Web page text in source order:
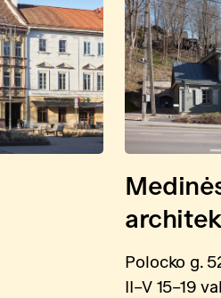
Polocko g.
II–V 15–19